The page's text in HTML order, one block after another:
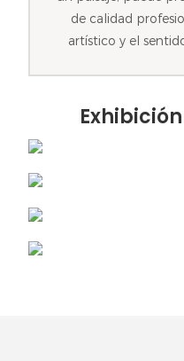
de calidad
artístico y el